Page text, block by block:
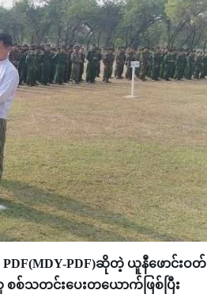
PDF)ဆိုတဲ့ ယူနီဖောင်းဝတ်
စ်သတင်းပေးတယောက်ဖြစ်ပြီး